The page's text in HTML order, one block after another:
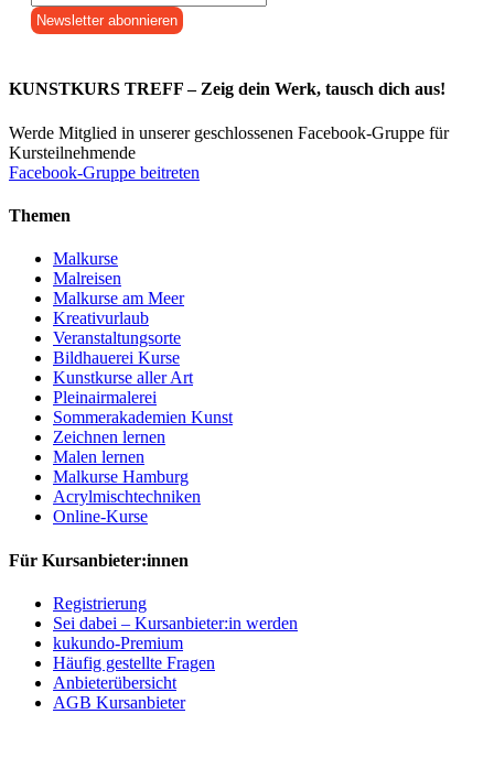
KUNSTKURS TREFF – Zeig dein Werk, tausch dich aus!
Werde Mitglied in unserer geschlossenen Facebook-Gruppe für
Kursteilnehmende
Facebook-Gruppe beitreten
Themen
Malkurse
Malreisen
Malkurse am Meer
Kreativurlaub
Veranstaltungsorte
Bildhauerei Kurse
Kunstkurse aller Art
Pleinairmalerei
Sommerakademien Kunst
Zeichnen lernen
Malen lernen
Malkurse Hamburg
Acrylmischtechniken
Online-Kurse
Für Kursanbieter:innen
Registrierung
Sei dabei – Kursanbieter:in werden
kukundo-Premium
Häufig gestellte Fragen
Anbieterübersicht
AGB Kursanbieter